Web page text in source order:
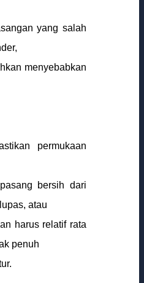
yang salah
menyebabkan
permukaan
bersih dari
atau
harus relatif rata
penuh